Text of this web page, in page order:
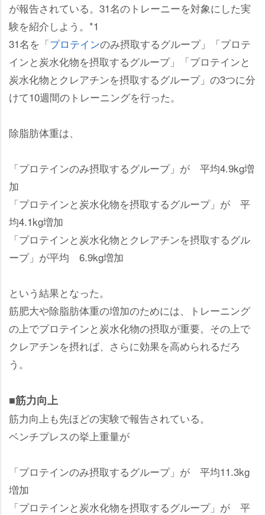
が報告されている。31名のトレーニーを対象にした実
験を紹介しよう。*1
31名を「プロテインのみ摂取するグループ」「プロテ
インと炭水化物を摂取するグループ」「プロテインと
炭水化物とクレアチンを摂取するグループ」の3つに分
けて10週間のトレーニングを行った。
除脂肪体重は、
「プロテインのみ摂取するグループ」が 平均4.9kg増
加
「プロテインと炭水化物を摂取するグループ」が 平
均4.1kg増加
「プロテインと炭水化物とクレアチンを摂取するグル
ープ」が平均 6.9kg増加
という結果となった。
筋肥大や除脂肪体重の増加のためには、トレーニング
の上でプロテインと炭水化物の摂取が重要。その上で
クレアチンを摂れば、さらに効果を高められるだろ
う。
■筋力向上
筋力向上も先ほどの実験で報告されている。
ベンチプレスの挙上重量が
「プロテインのみ摂取するグループ」が 平均11.3kg
増加
「プロテインと炭水化物を摂取するグループ」が 平